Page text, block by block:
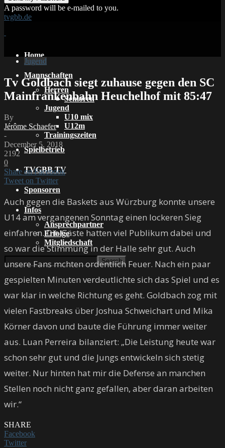
A password will be e-mailed to you.
tvgbb.de
Home
Mannschaften
Herren
Senioren
Jugend
U10 mix
U12m
Trainingszeiten
Spielbetrieb
TVGBB TV
Sponsoren
Infos
Ansprechpartner
Erfolge
Mitgliedschaft
Jugend
Tv Goldbach siegt zuhause gegen den SC
Mainfrankenbahn Heuchelhof mit 85:47
By
Jérôme Schaefer
-
December 5, 2018
2192
0
Share on Facebook
Tweet on Twitter
Auch gegen die Baskets aus Würzburg konnte unsere
U14 am vergangenen Sonntag einen lockeren Sieg
einfahren. Die Gäste hatten viel Publikum dabei und
so war die Stimmung in der Halle sehr gut. Auch
unsere Fans mchten ordentlich Feuer. Nach ein paar
gespielten Minuten verdeutlichte sich das Spiel und es
war klar in welche Richtung es geht. Goldbach zog mit
vielen Fastbreaks über Joshua Schweichart und Mika
Körner davon und baute die Führung immer weiter
aus. Luan Perreira bilanziert: „Die Leistung heute war
schon sehr gut und die Jungs entwickeln sich stetig
weiter. Nur hinten hat mir die Defense an manchen
Stellen noch nicht ganz gefallen, aber daran arbeiten
wir.“
SHARE
Facebook
Twitter